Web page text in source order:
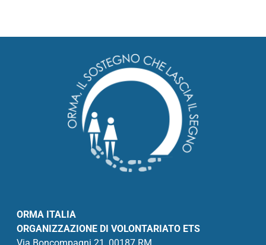
ORMA ITALIA
ORGANIZZAZIONE DI VOLONTARIATO ETS